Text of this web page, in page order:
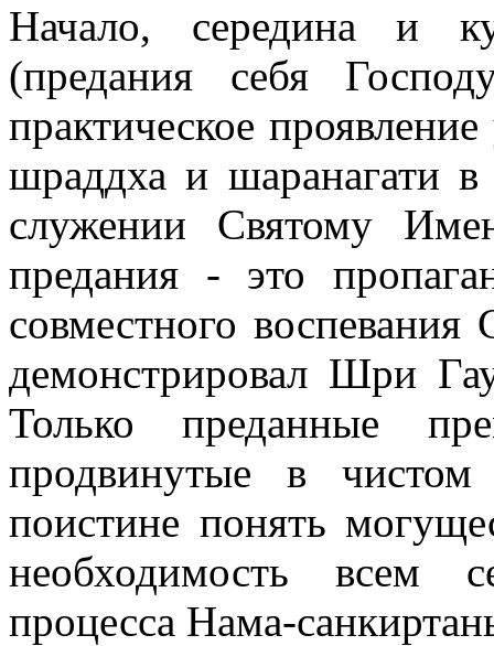
Начало, середина и
(предания себя
практическое
шраддха и шаранагати в
служении Святому
предания - это
совместного
демонстрировал Шри
Только преданные
продвинутые в
поистине понять
необходимость всем
процесса Нама-